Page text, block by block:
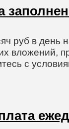
руб в день
вложений,
с